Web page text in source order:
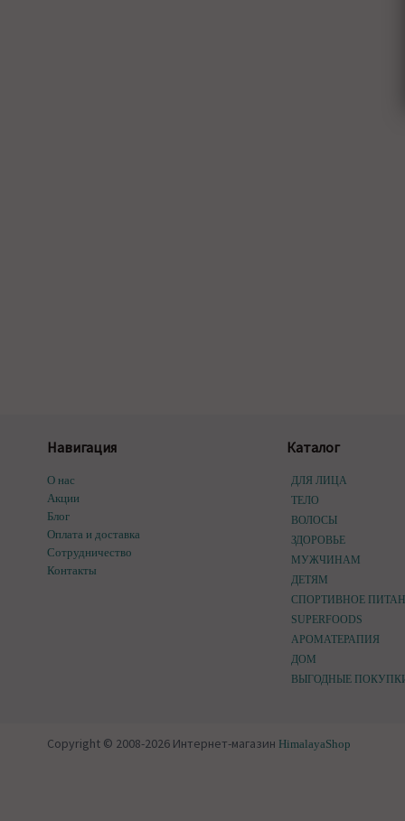
Навигация
О нас
Акции
Блог
Оплата и доставка
Сотрудничество
Контакты
Каталог
ДЛЯ ЛИЦА
ТЕЛО
ВОЛОСЫ
ЗДОРОВЬЕ
МУЖЧИНАМ
ДЕТЯМ
СПОРТИВНОЕ
SUPERFOODS
АРОМАТЕРАПИЯ
ДОМ
ВЫГОДНЫЕ
Copyright © 2008-2026 Интернет-магазин HimalayaShop